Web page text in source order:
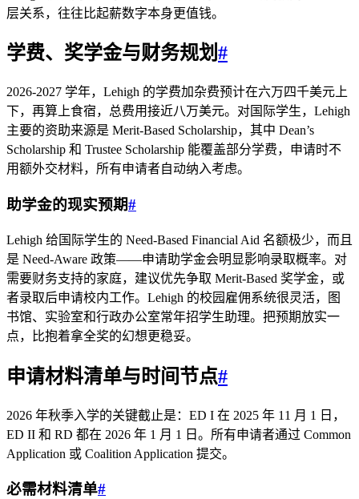
层关系，往往比起薪数字本身更值钱。
学费、奖学金与财务规划#
2026-2027 学年，Lehigh 的学费加杂费预计在六万四千美元上
下，再算上食宿，总费用接近八万美元。对国际学生，Lehigh
主要的资助来源是 Merit-Based Scholarship，其中 Dean’s
Scholarship 和 Trustee Scholarship 能覆盖部分学费，申请时不
用额外交材料，所有申请者自动纳入考虑。
助学金的现实预期#
Lehigh 给国际学生的 Need-Based Financial Aid 名额极少，而且
是 Need-Aware 政策——申请助学金会明显影响录取概率。对
需要财务支持的家庭，建议优先争取 Merit-Based 奖学金，或
者录取后申请校内工作。Lehigh 的校园雇佣系统很灵活，图
书馆、实验室和行政办公室常年招学生助理。把预期放实一
点，比抱着拿全奖的幻想更稳妥。
申请材料清单与时间节点#
2026 年秋季入学的关键截止是：ED I 在 2025 年 11 月 1 日，
ED II 和 RD 都在 2026 年 1 月 1 日。所有申请者通过 Common
Application 或 Coalition Application 提交。
必需材料清单#